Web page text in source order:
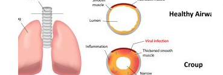
哮吼與細菌性氣管炎
小兒耳鼻喉科